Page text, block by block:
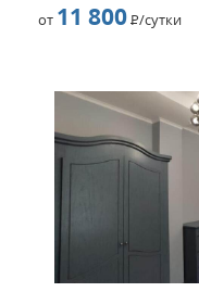
от 11 800Р/сутки